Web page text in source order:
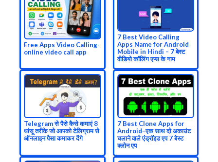
Free Apps Video Calling-
online video call app
7 Best Video Calling
Apps Name for Android
Mobile in Hindi – 7 बेस्ट
वीडियो कॉलिंग एप्स के नाम
Telegram से पैसे कैसे कमाएं 8
धांसू तरीके जो आपको टेलिग्राम से
ऑनलाइन पैसा कमाकर देंगे
7 Best Clone Apps for
Android–एक साथ दो अकाउंट
चलाने वाले एंड्रॉइड एप 7 बेस्ट
क्लोन एप